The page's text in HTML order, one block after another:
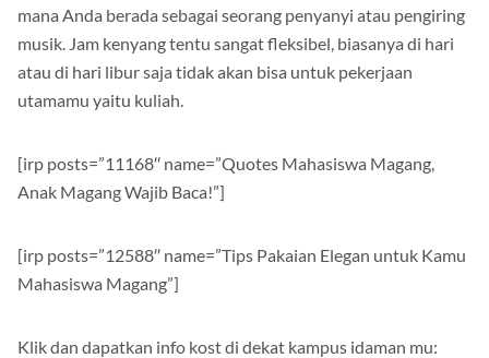
mana Anda berada sebagai seorang penyanyi atau pengiring
musik. Jam kenyang tentu sangat fleksibel, biasanya di hari
atau di hari libur saja tidak akan bisa untuk pekerjaan
utamamu yaitu kuliah.
[irp posts=”11168″ name=”Quotes Mahasiswa Magang,
Anak Magang Wajib Baca!”]
[irp posts=”12588″ name=”Tips Pakaian Elegan untuk Kamu
Mahasiswa Magang”]
Klik dan dapatkan info kost di dekat kampus idaman mu: